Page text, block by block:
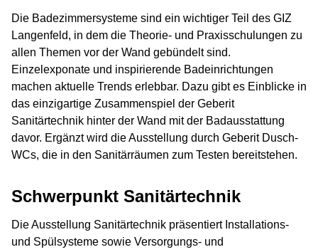
Die Badezimmersysteme sind ein wichtiger Teil des GIZ
Langenfeld, in dem die Theorie- und Praxisschulungen zu
allen Themen vor der Wand gebündelt sind.
Einzelexponate und inspirierende Badeinrichtungen
machen aktuelle Trends erlebbar. Dazu gibt es Einblicke in
das einzigartige Zusammenspiel der Geberit
Sanitärtechnik hinter der Wand mit der Badausstattung
davor. Ergänzt wird die Ausstellung durch Geberit Dusch-
WCs, die in den Sanitärräumen zum Testen bereitstehen.
Schwerpunkt Sanitärtechnik
Die Ausstellung Sanitärtechnik präsentiert Installations-
und Spülsysteme sowie Versorgungs- und